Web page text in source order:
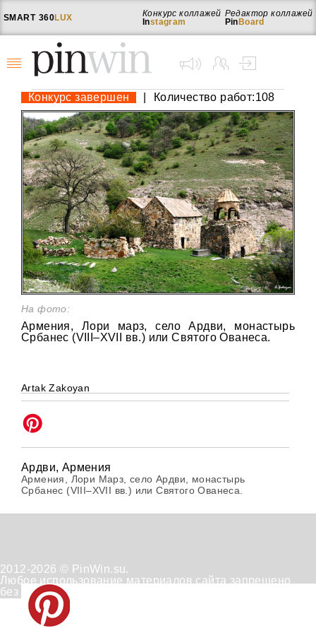
SMART 360LUX
Редактор коллажей
Pin Board
Конкурс коллажей
Instagram
Конкурс завершен Количество работ:108
На фото:
Армения, Лори марз, село Ардви, монастырь
Србанес (VIII–XVII вв.) или Святого Ованеса.
Artak Zakoyan
Ардви, Армения
Армения, Лори Марз, село Ардви, монастырь
Србанес (VIII–XVII вв.) или Святого Ованеса.
2012-2026 © PinWin.su.
Любое использование материалов сайта запрещено
без согласования с администрацией сайта.
Техническая
поддержка
Положение